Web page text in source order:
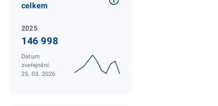
celkem
2025
146 998
Datum
zveřejnění:
25. 03. 2026